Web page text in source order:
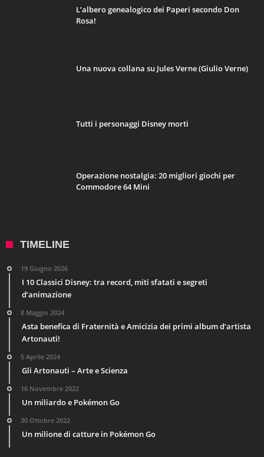
L’albero genealogico dei Paperi secondo Don
Rosa!
Una nuova collana su Jules Verne (Giulio Verne)
Tutti i personaggi Disney morti
Operazione nostalgia: 20 migliori giochi per
Commodore 64 Mini
TIMELINE
19 Giugno 2026
I 10 Classici Disney: tra record, miti sfatati e segreti
d’animazione
8 Maggio 2024
Asta benefica di Fraternità e Amicizia dei primi album d’artista
Artonauti!
5 Aprile 2024
Gli Artonauti – Arte e Scienza
16 Novembre 2022
Un miliardo e Pokémon Go
30 Ottobre 2022
Un milione di catture in Pokémon Go